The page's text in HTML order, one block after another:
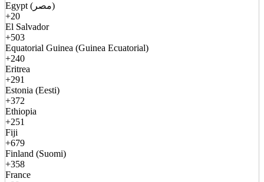
Egypt (مصر)
+20
El Salvador
+503
Equatorial Guinea (Guinea Ecuatorial)
+240
Eritrea
+291
Estonia (Eesti)
+372
Ethiopia
+251
Fiji
+679
Finland (Suomi)
+358
France